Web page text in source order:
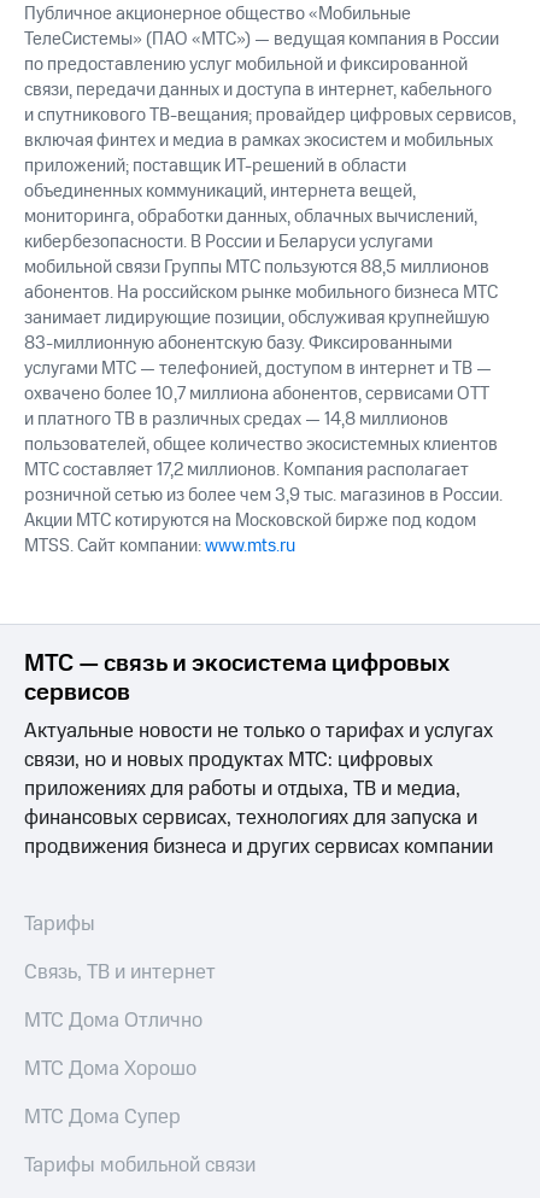
Описание
Программа
приобретения
Порядок
выкупа
акций
Дивиденды
Рынок
облигаций
Описание
Еврооблигации-2023
Уведомление
о
погашении
именных
облигаций
Другое
Регистратор
Реквизиты
Контакты
развитие
Публичное акционерное общество «Мобильные
ТелеСистемы» (ПАО «МТС») — ведущая компания в России
по предоставлению услуг мобильной и фиксированной
связи, передачи данных и доступа в интернет, кабельного
и спутникового ТВ-вещания; провайдер цифровых сервисов,
включая финтех и медиа в рамках экосистем и мобильных
приложений; поставщик ИТ-решений в области
объединенных коммуникаций, интернета вещей,
мониторинга, обработки данных, облачных вычислений,
кибербезопасности. В России и Беларуси услугами
мобильной связи Группы МТС пользуются 88,5 миллионов
абонентов. На российском рынке мобильного бизнеса МТС
занимает лидирующие позиции, обслуживая крупнейшую
83-миллионную абонентскую базу. Фиксированными
услугами МТС — телефонией, доступом в интернет и ТВ —
охвачено более 10,7 миллиона абонентов, сервисами OTT
и платного ТВ в различных средах — 14,8 миллионов
пользователей, общее количество экосистемных клиентов
МТС составляет 17,2 миллионов. Компания располагает
розничной сетью из более чем 3,9 тыс. магазинов в России.
Акции МТС котируются на Московской бирже под кодом
MTSS. Сайт компании:www.mts.ru
МТС — связь и экосистема цифровых
сервисов
Актуальные новости не только о тарифах и услугах
связи, но и новых продуктах МТС: цифровых
приложениях для работы и отдыха, ТВ и медиа,
финансовых сервисах, технологиях для запуска и
продвижения бизнеса и других сервисах компании
Тарифы
Связь, ТВ и интернет
МТС Дома Отлично
МТС Дома Хорошо
МТС Дома Супер
Тарифы мобильной связи